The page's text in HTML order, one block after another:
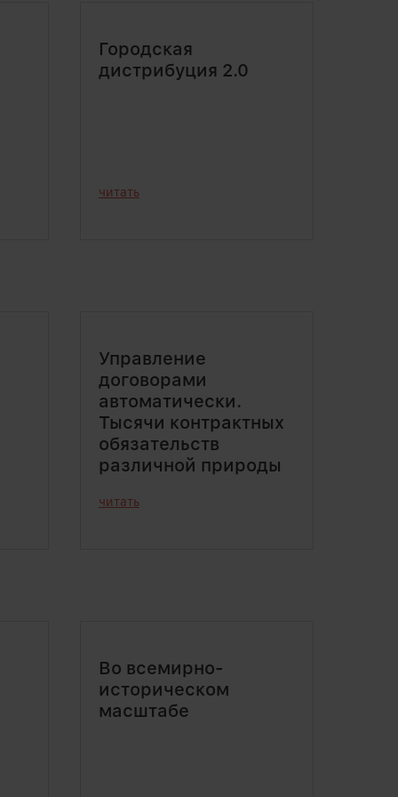
Городская
дистрибуция 2.0
читать
Управление
договорами
автоматически.
Тысячи контрактных
обязательств
различной природы
читать
Во всемирно-
историческом
масштабе